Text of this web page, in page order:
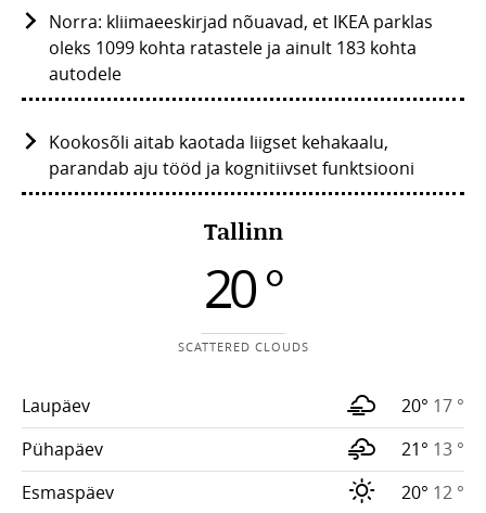
Norra: kliimaeeskirjad nõuavad, et IKEA parklas
oleks 1099 kohta ratastele ja ainult 183 kohta
autodele
Kookosõli aitab kaotada liigset kehakaalu,
parandab aju tööd ja kognitiivset funktsiooni
Tallinn
20 °
SCATTERED CLOUDS
Laupäev 20° 17 °
Pühapäev
21° 13 °
Esmaspäev
20° 12 °